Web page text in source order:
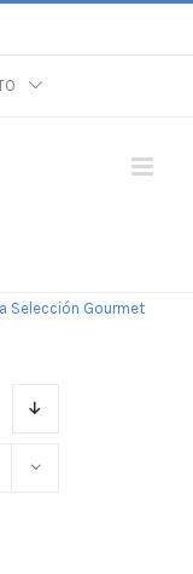
Selección Gourmet